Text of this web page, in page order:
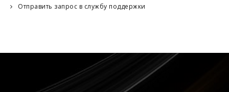
Отправить запрос в службу поддержки